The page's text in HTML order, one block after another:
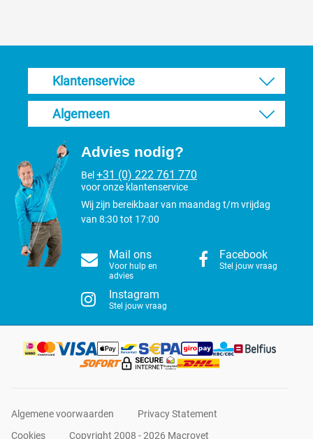
Klantenservice
Algemeen
Advies nodig?
Bel +31 (0) 222 761 770
voor onze klantenservice
Wij zijn bereikbaar van maandag t/m vrijdag
van 8:30 tot 17:00
Mail ons
Voor hulp en
advies
Facebook
Stel jouw vraag
Instagram
Stel jouw vraag
Algemene voorwaarden
Privacy Statement
Cookies
Copyright 2008 - 2026 Macrovet